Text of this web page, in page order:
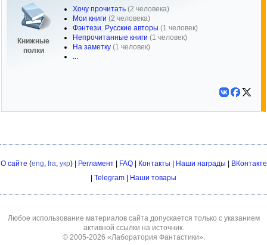
Книжные
полки
Хочу прочитать (2 человека)
Мои книги (2 человека)
Фэнтези. Русские авторы (1 человек)
Непрочитанные книги (1 человек)
На заметку (1 человек)
...
О сайте (eng, fra, укр) | Регламент| FAQ| Контакты Наши награды
ВКонтакте
Telegram Наши товары
Любое использование материалов сайта допускается только с указанием
активной ссылки на источник.
© 2005-2026 «Лаборатория Фантастики».